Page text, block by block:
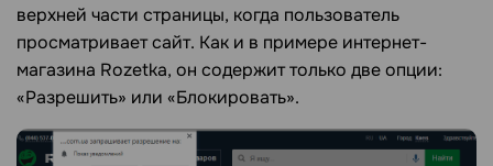
верхней части страницы, когда пользователь
просматривает сайт. Как и в примере интернет-
магазина Rozetka, он содержит только две опции:
«Разрешить» или «Блокировать».